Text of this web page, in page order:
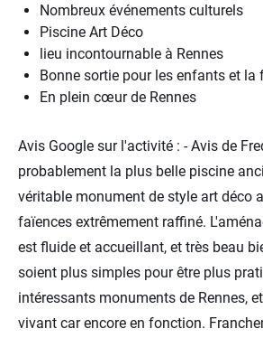
Nombreux événements culturels
Piscine Art Déco
lieu incontournable à Rennes
Bonne sortie pour les enfants et la
En plein cœur de Rennes
Avis Google sur l'activité : - Avis de
probablement la plus belle piscine
véritable monument de style art déco
faïences extrêmement raffiné.
est fluide et accueillant, et très beau
soient plus simples pour être plus
intéressants monuments de Rennes,
vivant car encore en fonction.